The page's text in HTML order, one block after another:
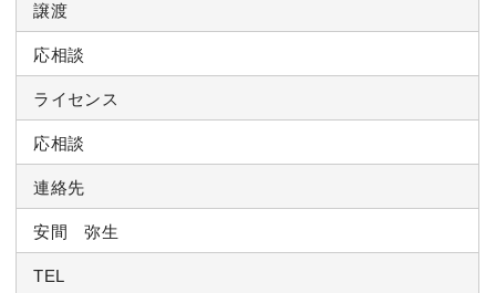
譲渡
応相談
ライセンス
応相談
連絡先
安間 弥生
TEL